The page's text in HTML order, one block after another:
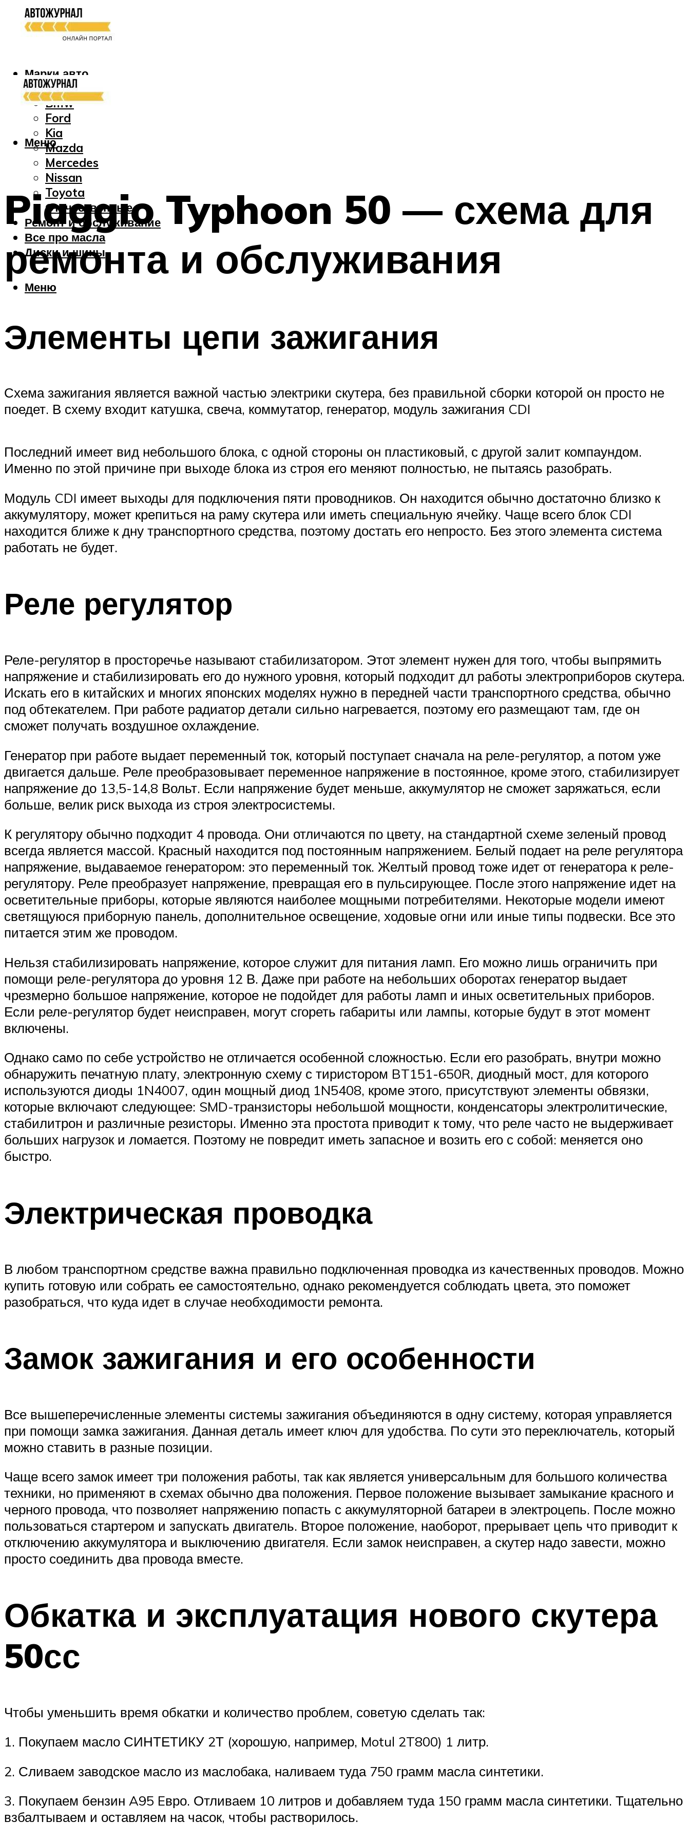
Марки авто
Audi
Bmw
Ford
Kia
Mazda
Mercedes
Nissan
Toyota
Отечественные
Ремонт и обслуживание
Все про масла
Диски и шины
Меню
Меню
Piaggio Typhoon 50 — схема для
ремонта и обслуживания
Элементы цепи зажигания
Схема зажигания является важной частью электрики скутера, без правильной сборки которой он просто не
поедет. В схему входит катушка, свеча, коммутатор, генератор, модуль зажигания CDI
Последний имеет вид небольшого блока, с одной стороны он пластиковый, с другой залит компаундом.
Именно по этой причине при выходе блока из строя его меняют полностью, не пытаясь разобрать.
Модуль CDI имеет выходы для подключения пяти проводников. Он находится обычно достаточно близко к
аккумулятору, может крепиться на раму скутера или иметь специальную ячейку. Чаще всего блок CDI
находится ближе к дну транспортного средства, поэтому достать его непросто. Без этого элемента система
работать не будет.
Реле регулятор
Реле-регулятор в просторечье называют стабилизатором. Этот элемент нужен для того, чтобы выпрямить
напряжение и стабилизировать его до нужного уровня, который подходит дл работы электроприборов скутера.
Искать его в китайских и многих японских моделях нужно в передней части транспортного средства, обычно
под обтекателем. При работе радиатор детали сильно нагревается, поэтому его размещают там, где он
сможет получать воздушное охлаждение.
Генератор при работе выдает переменный ток, который поступает сначала на реле-регулятор, а потом уже
двигается дальше. Реле преобразовывает переменное напряжение в постоянное, кроме этого, стабилизирует
напряжение до 13,5-14,8 Вольт. Если напряжение будет меньше, аккумулятор не сможет заряжаться, если
больше, велик риск выхода из строя электросистемы.
К регулятору обычно подходит 4 провода. Они отличаются по цвету, на стандартной схеме зеленый провод
всегда является массой. Красный находится под постоянным напряжением. Белый подает на реле регулятора
напряжение, выдаваемое генератором: это переменный ток. Желтый провод тоже идет от генератора к реле-
регулятору. Реле преобразует напряжение, превращая его в пульсирующее. После этого напряжение идет на
осветительные приборы, которые являются наиболее мощными потребителями. Некоторые модели имеют
светящуюся приборную панель, дополнительное освещение, ходовые огни или иные типы подвески. Все это
питается этим же проводом.
Нельзя стабилизировать напряжение, которое служит для питания ламп. Его можно лишь ограничить при
помощи реле-регулятора до уровня 12 В. Даже при работе на небольших оборотах генератор выдает
чрезмерно большое напряжение, которое не подойдет для работы ламп и иных осветительных приборов.
Если реле-регулятор будет неисправен, могут сгореть габариты или лампы, которые будут в этот момент
включены.
Однако само по себе устройство не отличается особенной сложностью. Если его разобрать, внутри можно
обнаружить печатную плату, электронную схему с тиристором BT151-650R, диодный мост, для которого
используются диоды 1N4007, один мощный диод 1N5408, кроме этого, присутствуют элементы обвязки,
которые включают следующее: SMD-транзисторы небольшой мощности, конденсаторы электролитические,
стабилитрон и различные резисторы. Именно эта простота приводит к тому, что реле часто не выдерживает
больших нагрузок и ломается. Поэтому не повредит иметь запасное и возить его с собой: меняется оно
быстро.
Электрическая проводка
В любом транспортном средстве важна правильно подключенная проводка из качественных проводов. Можно
купить готовую или собрать ее самостоятельно, однако рекомендуется соблюдать цвета, это поможет
разобраться, что куда идет в случае необходимости ремонта.
Замок зажигания и его особенности
Все вышеперечисленные элементы системы зажигания объединяются в одну систему, которая управляется
при помощи замка зажигания. Данная деталь имеет ключ для удобства. По сути это переключатель, который
можно ставить в разные позиции.
Чаще всего замок имеет три положения работы, так как является универсальным для большого количества
техники, но применяют в схемах обычно два положения. Первое положение вызывает замыкание красного и
черного провода, что позволяет напряжению попасть с аккумуляторной батареи в электроцепь. После можно
пользоваться стартером и запускать двигатель. Второе положение, наоборот, прерывает цепь что приводит к
отключению аккумулятора и выключению двигателя. Если замок неисправен, а скутер надо завести, можно
просто соединить два провода вместе.
Обкатка и эксплуатация нового скутера
50сс
Чтобы уменьшить время обкатки и количество проблем, советую сделать так:
1. Покупаем масло СИНТЕТИКУ 2Т (хорошую, например, Motul 2T800) 1 литр.
2. Сливаем заводское масло из маслобака, наливаем туда 750 грамм масла синтетики.
3. Покупаем бензин A95 Eвро. Отливаем 10 литров и добавляем туда 150 грамм масла синтетики. Тщательно
взбалтываем и оставляем на часок, чтобы растворилось.